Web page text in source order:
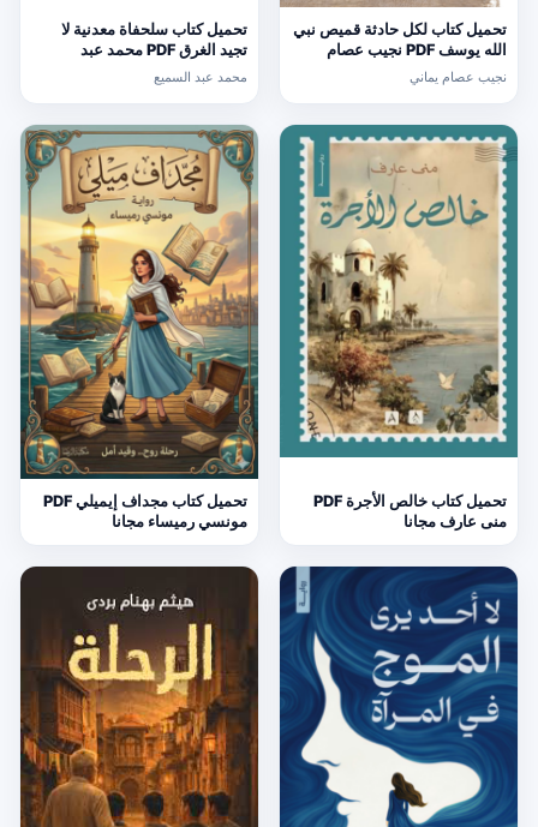
تحميل كتاب لكل حادثة قميص نبي
الله يوسف PDF نجيب عصام
يماني مجانا
نجيب عصام يماني
تحميل كتاب سلحفاة معدنية لا
تجيد الغرق PDF محمد عبد
محمد عبد السميع
تحميل كتاب خالص الأجرة PDF
منى عارف مجانا
تحميل كتاب مجداف إيميلي PDF
مونسي رميساء مجانا